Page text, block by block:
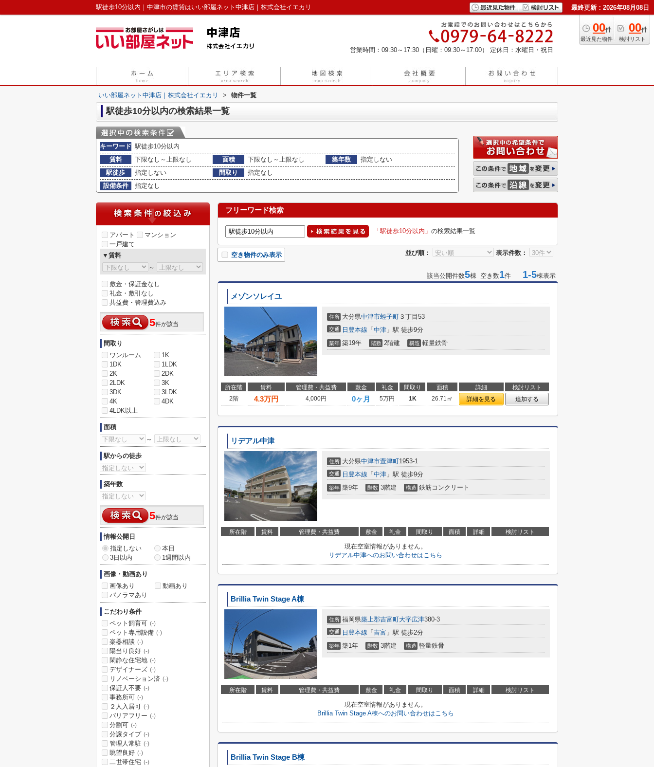
駅徒歩10分以内｜中津市の賃貸はいい部屋ネット中津店｜株式会社イエカリ 最終更新：2026年08月08日
00件
最近見た物件
00件
検討リスト
営業時間：09:30～17:30（日曜：09:30～17:00） 定休日：水曜日・祝日
いい部屋ネット中津店｜株式会社イエカリ > 物件一覧
駅徒歩10分以内の検索結果一覧
キーワード 駅徒歩10分以内
賃料
下限なし～上限なし 面積 下限なし～上限なし 築年数
指定しない
駅徒歩
指定しない 間取り
指定なし
設備条件
指定なし
フリーワード検索
「駅徒歩10分以内」 の検索結果一覧
並び順： 表示件数：
空き物件のみ表示
該当公開件数5棟 空き数1件 1-5棟表示
メゾンソレイユ
住所 大分県中津市蛭子町 ３丁目53
交通 日豊本線 「 中津 」駅 徒歩9分
築年 築19年 階数 2階建 構造 軽量鉄骨
所在階 賃料 管理費・共益費 敷金 礼金 間取り 面積 詳細
検討リスト
2階
4.3万円 4,000円 0ヶ月 5万円 1K 26.71㎡ 詳細を見る 追加する
リデアル中津
住所 大分県中津市萱津町1953-1
交通 日豊本線 「 中津 」駅 徒歩9分
築年 築9年 階数 3階建 構造 鉄筋コンクリート
所在階 賃料 管理費・共益費 敷金 礼金 間取り 面積 詳細 検討リスト
現在空室情報がありません。
リデアル中津へのお問い合わせはこちら
Brillia Twin Stage A棟
住所 福岡県築上郡吉富町大字広津380-3
交通 日豊本線 「 吉富 」駅 徒歩2分
築年 築1年 階数 3階建 構造 軽量鉄骨
所在階 賃料 管理費・共益費 敷金 礼金 間取り 面積 詳細 検討リスト
現在空室情報がありません。
Brillia Twin Stage A棟へのお問い合わせはこちら
Brillia Twin Stage B棟
アパート
マンション
一戸建て
▼賃料
～
敷金・保証金なし
礼金・敷引なし
共益費・管理費込み
5件が該当
間取り
ワンルーム
1K
1DK
1LDK
2K
2DK
2LDK
3K
3DK
3LDK
4K
4DK
4LDK以上
面積
～
駅からの徒歩
築年数
5件が該当
情報公開日
指定しない
本日
3日以内
1週間以内
画像・動画あり
画像あり
動画あり
パノラマあり
こだわり条件
ペット飼育可 (-)
ペット専用設備 (-)
楽器相談 (-)
陽当り良好 (-)
閑静な住宅地 (-)
デザイナーズ (-)
リノベーション済 (-)
保証人不要 (-)
事務所可 (-)
２人入居可 (-)
バリアフリー (-)
分割可 (-)
分譲タイプ (-)
管理人常駐 (-)
眺望良好 (-)
二世帯住宅 (-)